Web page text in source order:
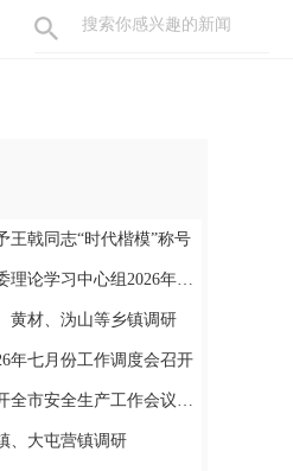
王戟同志“时代楷模”称号
习中心组2026年第6次集体学习
黄材、沩山等乡镇调研
年七月份工作调度会召开
全生产工作会议并开展现场督导
、大屯营镇调研